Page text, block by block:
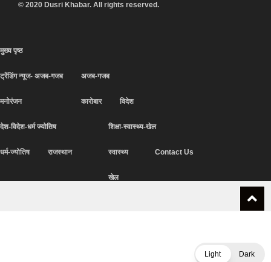
© 2020 Dusri Khabar. All rights reserved.
मुख्य पृष्ठ
ट्रेंडिंग न्यूज- अजब-गजब
मनोरंजन
अजब-गजब
कारोबार विदेश
देश-विदेश-धर्म ज्योतिष
धर्म-ज्योतिष राजस्थान
शिक्षा-स्वास्थ्य-खेल
स्वास्थ्य
खेल
Contact Us
Light Dark